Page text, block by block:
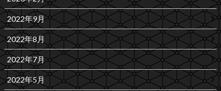
2022年9月
2022年8月
2022年7月
2022年5月